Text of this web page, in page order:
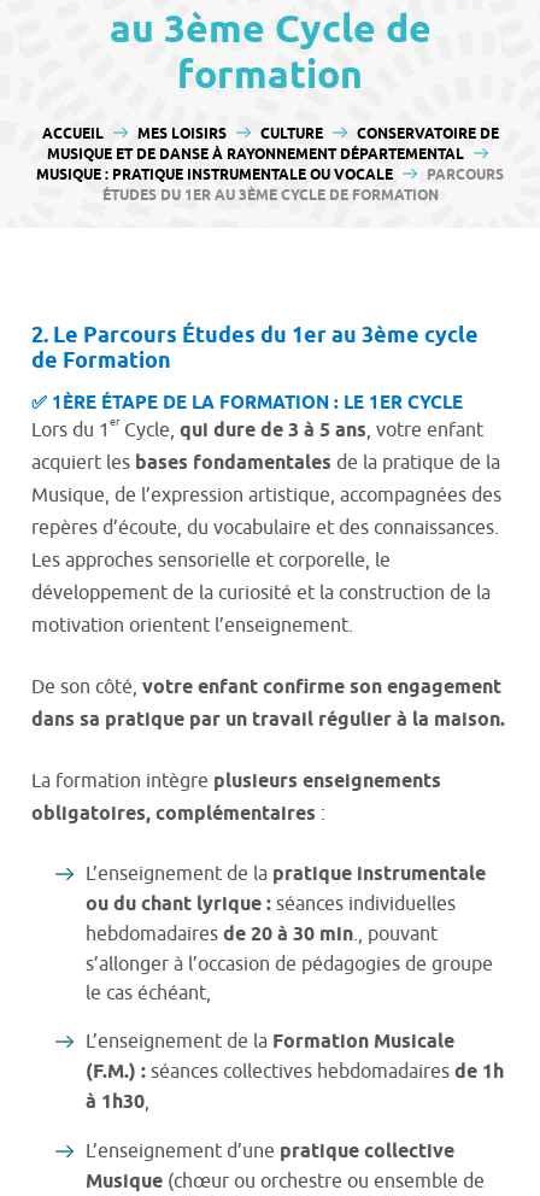
au 3ème Cycle de
formation
VOUS ÊTES ICI :
ACCUEIL MES LOISIRS CULTURE
CONSERVATOIRE DE
MUSIQUE ET DE DANSE À RAYONNEMENT DÉPARTEMENTAL
MUSIQUE : PRATIQUE INSTRUMENTALE OU VOCALE
PARCOURS
ÉTUDES DU 1ER AU 3ÈME CYCLE DE FORMATION
2. Le Parcours Études du 1er au 3ème cycle
de Formation
✅ 1ÈRE ÉTAPE DE LA FORMATION : LE 1ER CYCLE
Lors du 1 er Cycle, qui dure de 3 à 5 ans, votre enfant
acquiert les bases fondamentales de la pratique de la
Musique, de l’expression artistique, accompagnées des
repères d’écoute, du vocabulaire et des connaissances.
Les approches sensorielle et corporelle, le
développement de la curiosité et la construction de la
motivation orientent l’enseignement.
De son côté, votre enfant confirme son engagement
dans sa pratique par un travail régulier à la maison.
La formation intègre plusieurs enseignements
obligatoires, complémentaires :
L’enseignement de la pratique instrumentale
ou du chant lyrique : séances individuelles
hebdomadaires de20 à 30 min., pouvant
s’allonger à l’occasion de pédagogies de groupe
le cas échéant,
L’enseignement de la Formation Musicale
(F.M.) : séances collectives hebdomadaires de 1h
à 1h30,
L’enseignement d’une pratique collective
Musique (chœur ou orchestre ou ensemble de